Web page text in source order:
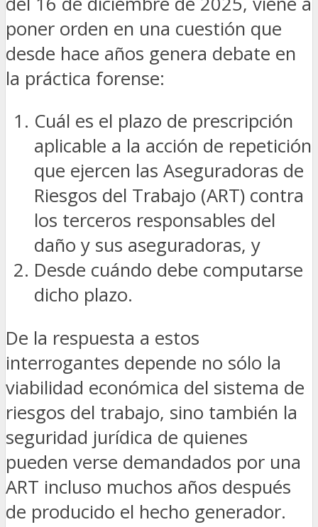
poner orden en una cuestión que
desde hace años genera debate en
la práctica forense:
Cuál es el plazo de prescripción
aplicable a la acción de repetición
que ejercen las Aseguradoras de
Riesgos del Trabajo (ART) contra
los terceros responsables del
daño y sus aseguradoras, y
Desde cuándo debe computarse
dicho plazo.
De la respuesta a estos
interrogantes depende no sólo la
viabilidad económica del sistema de
riesgos del trabajo, sino también la
seguridad jurídica de quienes
pueden verse demandados por una
ART incluso muchos años después
de producido el hecho generador.